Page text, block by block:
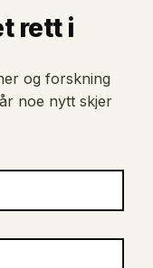
rett i
og forskning
noe nytt skjer